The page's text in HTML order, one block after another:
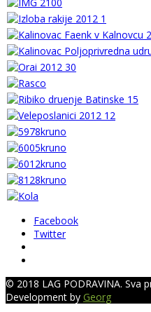
Facebook
Twitter
© 2018 LAG PODRAVINA. Sva
Development by Georg